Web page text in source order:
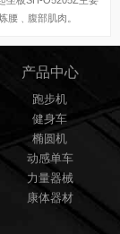
腰﹑腹部肌肉。
产品中心
跑步机
健身车
椭圆机
动感单车
力量器械
康体器材